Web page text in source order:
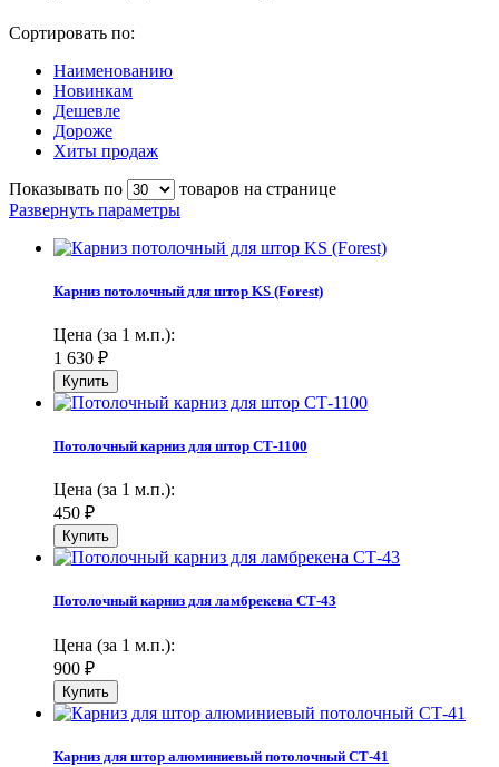
Сортировать по:
Наименованию
Новинкам
Дешевле
Дороже
Хиты продаж
Показывать по
товаров на странице
Развернуть параметры
Карниз потолочный для штор KS (Forest)
Цена (за 1 м.п.):
1 630 ₽
Потолочный карниз для штор СТ-1100
Цена (за 1 м.п.):
450 ₽
Потолочный карниз для ламбрекена СТ-43
Цена (за 1 м.п.):
900 ₽
Карниз для штор алюминиевый потолочный СТ-41